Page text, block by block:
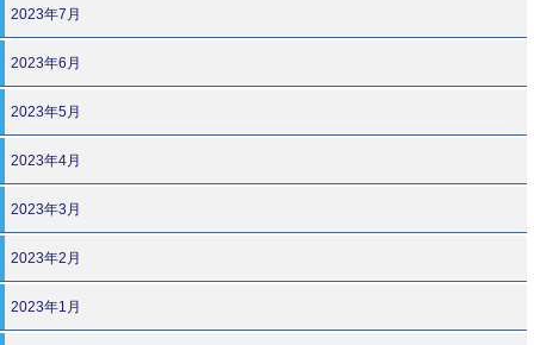
2023年7月
2023年6月
2023年5月
2023年4月
2023年3月
2023年2月
2023年1月